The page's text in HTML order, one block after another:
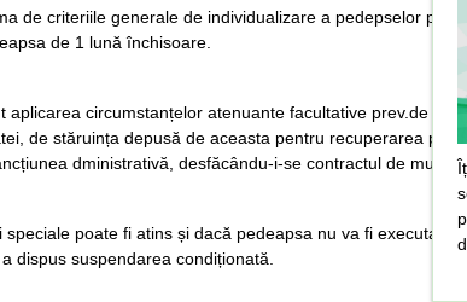
de criteriile generale de individualizare a pedepselor
de 1 lună închisoare.
circumstanțelor atenuante facultative prev.de
de stăruința depusă de aceasta pentru recuperarea
dministrativă, desfăcându-i-se contractul de muncă.
poate fi atins și dacă pedeapsa nu va fi executată
dispus suspendarea condiționată.